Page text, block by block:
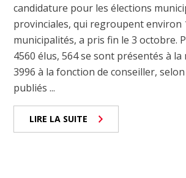
candidature pour les élections
provinciales, qui regroupent environ
municipalités, a pris fin le 3 octobre.
4560 élus, 564 se sont présentés à la
3996 à la fonction de conseiller,
publiés ...
LIRE LA SUITE